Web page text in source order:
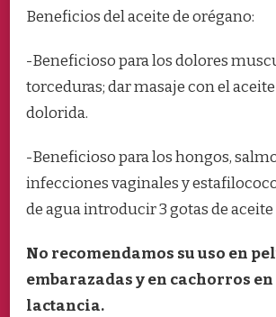
Beneficios del aceite de orégano:
-Beneficioso para los dolores
torceduras; dar masaje con el
dolorida.
-Beneficioso para los hongos,
infecciones vaginales y
de agua introducir 3 gotas de aceite
No recomendamos su uso en
embarazadas y en cachorros
lactancia.